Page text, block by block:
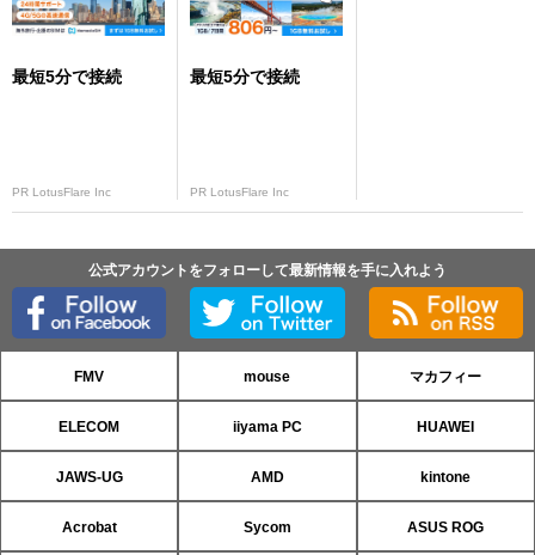
最短5分で接続
PR LotusFlare Inc
最短5分で接続
PR LotusFlare Inc
公式アカウントをフォローして最新情報を手に入れよう
FMV mouse マカフィー
ELECOM iiyama PC HUAWEI
JAWS-UG AMD kintone
Acrobat Sycom ASUS ROG